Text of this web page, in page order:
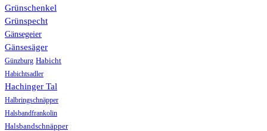
Grünschenkel
Grünspecht
Gänsegeier
Gänsesäger
Günzburg Habicht
Habichtsadler
Hachinger Tal
Halbringschnäpper
Halsbandfrankolin
Halsbandschnäpper